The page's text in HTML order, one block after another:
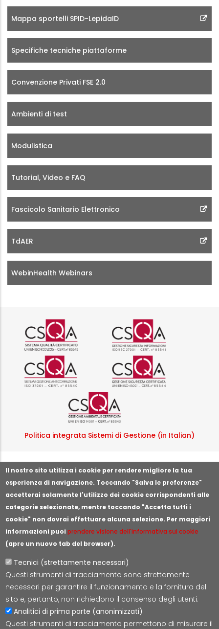
Il nostro sito utilizza i cookie per rendere migliore la tua
esperienza di navigazione. Toccando "Salva le preferenze"
accetterai solamente l'utilizzo dei cookie corrispondenti alle
categorie selezionate, mentre toccando "Accetta tutti i
cookie" non dovrai effettuare alcuna selezione. Per maggiori
informazioni puoiprendere visione dell'informativa sui cookie
(apre un nuovo tab del browser).
Tecnici (strettamente necessari)
Questi strumenti di tracciamento sono strettamente
necessari per garantire il funzionamento e la fornitura del
sito e, pertanto, non richiedono il consenso degli utenti.
Analitici di prima parte (anonimizzati)
Questi strumenti di tracciamento permettono di misurare il
Mappa sportelli SPID-LepidaID
Specifiche tecniche piattaforme
Convenzione Privati FSE 2.0
Ambienti di test
Modulistica
Tutorial, Video e FAQ
Fascicolo Sanitario Elettronico
TdAER
WebinHealth Webinars
Logo certificazione ISO 9001
Logo
Logo certificazione ISO 37001
Logo
Logo certificazione ISO
Politica integrata Sistemi di Gestione (in Italian)
Segnala illeciti o irregolarità
Lepida S.c.p.A.
Via della Liberazione 15, 40128 Bologna
PEC:
segreteria@pec.lepida.it